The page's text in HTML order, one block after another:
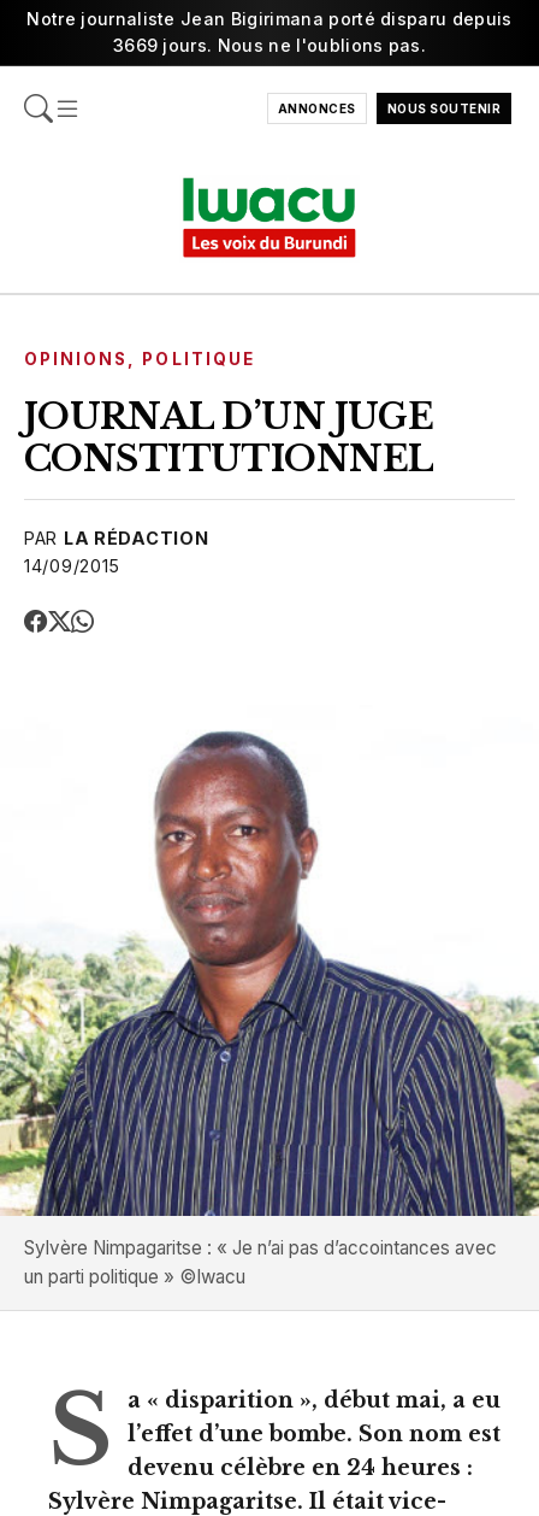
Notre journaliste Jean Bigirimana porté disparu depuis
3669 jours. Nous ne l'oublions pas.
ANNONCES NOUS SOUTENIR
OPINIONS POLITIQUE
JOURNAL D’UN JUGE
CONSTITUTIONNEL
PAR LA RÉDACTION
14/09/2015
Sylvère Nimpagaritse : « Je n’ai pas d’accointances avec
un parti politique » ©Iwacu
S
a « disparition », début mai, a eu
l’effet d’une bombe. Son nom est
devenu célèbre en 24 heures :
Sylvère Nimpagaritse. Il était vice-